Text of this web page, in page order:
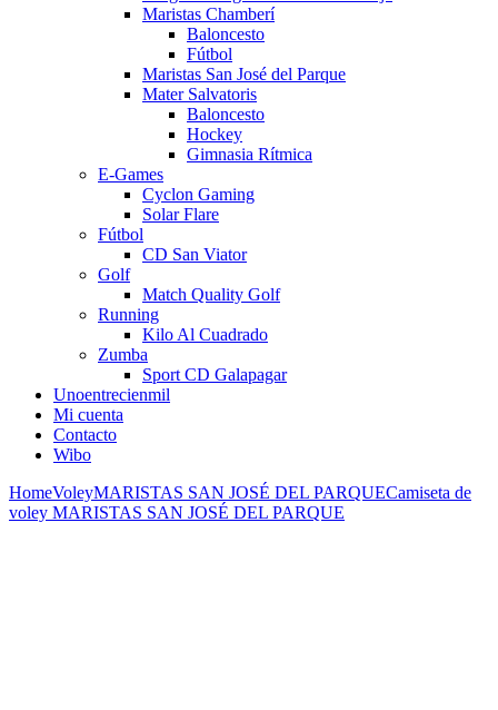
Maristas Chamberí
Baloncesto
Fútbol
Maristas San José del Parque
Mater Salvatoris
Baloncesto
Hockey
Gimnasia Rítmica
E-Games
Cyclon Gaming
Solar Flare
Fútbol
CD San Viator
Golf
Match Quality Golf
Running
Kilo Al Cuadrado
Zumba
Sport CD Galapagar
Unoentrecienmil
Mi cuenta
Contacto
Wibo
HomeVoleyMARISTAS SAN JOSÉ DEL PARQUECamiseta de
voley MARISTAS SAN JOSÉ DEL PARQUE